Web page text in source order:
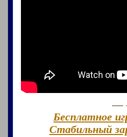
—
Бесплатное
Стабильный